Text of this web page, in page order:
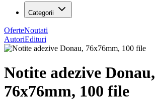
Categorii
OferteNoutati
AutoriEdituri
Notite adezive Donau,
76x76mm, 100 file